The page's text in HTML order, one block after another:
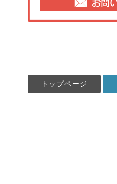
トップページ